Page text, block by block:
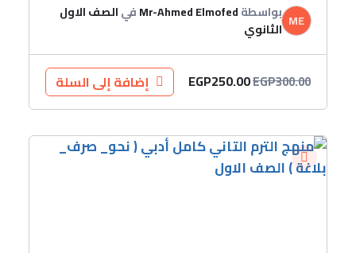
ME بواسطةMr-Ahmed Elmofedفيالصف الاول
الثانوي
EGP300.00
EGP250.00 إضافة إلى السلة